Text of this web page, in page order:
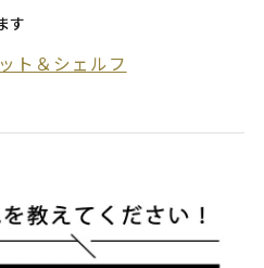
す
ト＆シェルフ